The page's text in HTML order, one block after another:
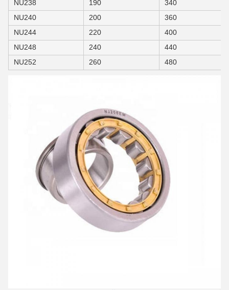
NU238 190
340
NU240
200
360
NU244
220
400
NU248
240
440
NU252
260 480